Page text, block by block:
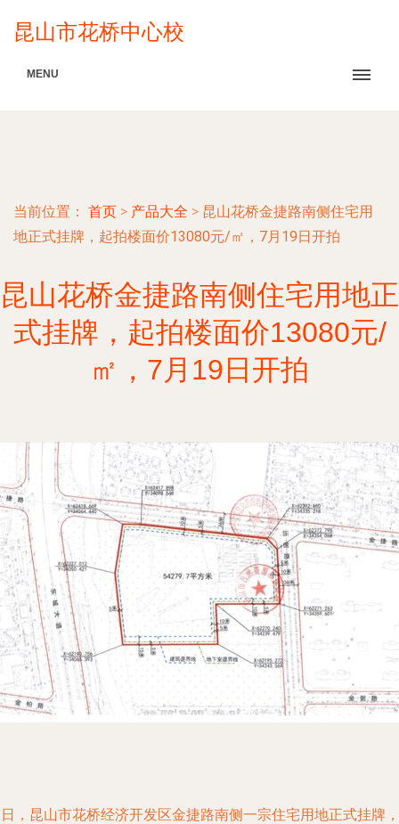
昆山市花桥中心校
MENU
当前位置： 首页 > 产品大全 > 昆山花桥金捷路南侧住宅用
地正式挂牌，起拍楼面价13080元/㎡，7月19日开拍
昆山花桥金捷路南侧住宅用地正
式挂牌，起拍楼面价13080元/
㎡，7月19日开拍
，昆山市花桥经济开发区金捷路南侧一宗住宅用地正式挂牌，